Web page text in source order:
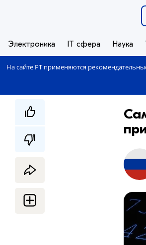
Электроника IT сфера Наука
На сайте РТ применяются